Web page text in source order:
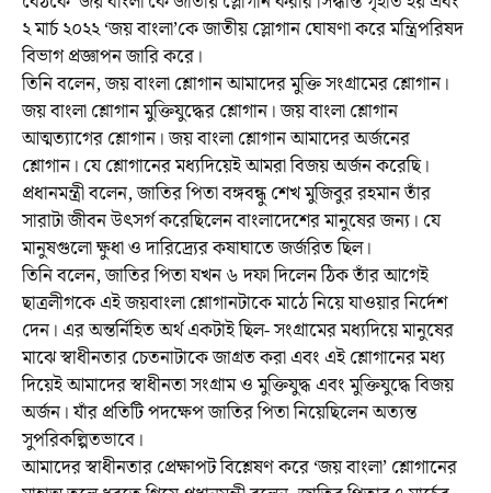
২ মার্চ ২০২২ ‘জয় বাংলা’কে জাতীয় স্লোগান ঘোষণা করে মন্ত্রিপরিষদ
বিভাগ প্রজ্ঞাপন জারি করে।
তিনি বলেন, জয় বাংলা শ্লোগান আমাদের মুক্তি সংগ্রামের শ্লোগান।
জয় বাংলা শ্লোগান মুক্তিযুদ্ধের শ্লোগান। জয় বাংলা শ্লোগান
আত্মত্যাগের শ্লোগান। জয় বাংলা শ্লোগান আমাদের অর্জনের
শ্লোগান। যে শ্লোগানের মধ্যদিয়েই আমরা বিজয় অর্জন করেছি।
প্রধানমন্ত্রী বলেন, জাতির পিতা বঙ্গবন্ধু শেখ মুজিবুর রহমান তাঁর
সারাটা জীবন উৎসর্গ করেছিলেন বাংলাদেশের মানুষের জন্য। যে
মানুষগুলো ক্ষুধা ও দারিদ্র্যের কষাঘাতে জর্জরিত ছিল।
তিনি বলেন, জাতির পিতা যখন ৬ দফা দিলেন ঠিক তাঁর আগেই
ছাত্রলীগকে এই জয়বাংলা শ্লোগানটাকে মাঠে নিয়ে যাওয়ার নির্দেশ
দেন। এর অন্তর্নিহিত অর্থ একটাই ছিল- সংগ্রামের মধ্যদিয়ে মানুষের
মাঝে স্বাধীনতার চেতনাটাকে জাগ্রত করা এবং এই শ্লোগানের মধ্য
দিয়েই আমাদের স্বাধীনতা সংগ্রাম ও মুক্তিযুদ্ধ এবং মুক্তিযুদ্ধে বিজয়
অর্জন। যাঁর প্রতিটি পদক্ষেপ জাতির পিতা নিয়েছিলেন অত্যন্ত
সুপরিকল্পিতভাবে।
আমাদের স্বাধীনতার প্রেক্ষাপট বিশ্লেষণ করে ‘জয় বাংলা’ শ্লোগানের